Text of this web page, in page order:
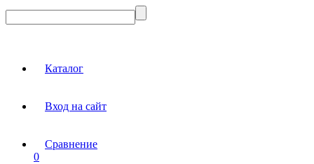
Каталог
Вход на сайт
Сравнение
0